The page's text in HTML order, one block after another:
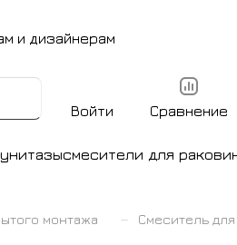
и дизайнерам
Войти Сравнение
смесители для
монтажа –
Смеситель